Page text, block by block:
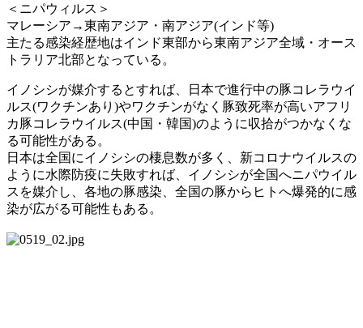
＜ニパウィルス＞
マレーシア→東南アジア・南アジア(インド等)
主たる感染経歴地はインド東部から東南アジア全域・オース
トラリア北部となっている。
イノシシが媒介するとすれば、日本で進行中の豚コレラウイ
ルス(ワクチンあり)やワクチンがなく豚致死率が高いアフリ
カ豚コレラウイルス(中国・韓国)のように収拾がつかなくな
る可能性がある。
日本は全国にイノシシの棲息数が多く、新コロナウイルスの
ように水際防疫に失敗すれば、イノシシが全国へニパウイル
スを媒介し、各地の豚感染、全国の豚からヒトへ爆発的に感
染が広がる可能性もある。